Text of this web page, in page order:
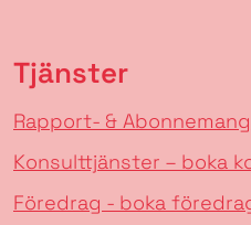
Tjänster
Rapport- &
Konsulttjänster – boka
Föredrag - boka